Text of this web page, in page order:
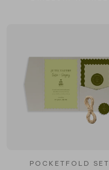
POCKETFOLD SET